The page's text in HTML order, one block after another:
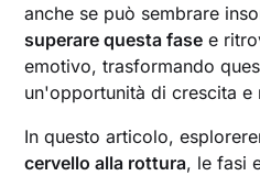
anche se può sembrare
superare questa fase e
emotivo, trasformando
un'opportunità di crescita e
In questo articolo,
cervello alla rottura, le fasi